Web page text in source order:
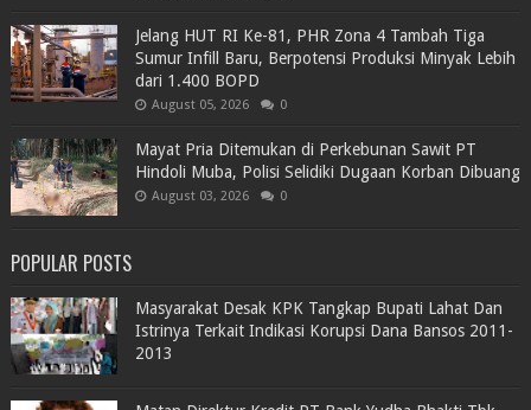
Jelang HUT RI Ke-81, PHR Zona 4 Tambah Tiga
Sumur Infill Baru, Berpotensi Produksi Minyak Lebih
dari 1.400 BOPD
August 05, 2026 0
Mayat Pria Ditemukan di Perkebunan Sawit PT
Hindoli Muba, Polisi Selidiki Dugaan Korban Dibuang
August 03, 2026 0
POPULAR POSTS
Masyarakat Desak KPK Tangkap Bupati Lahat Dan
Istrinya Terkait Indikasi Korupsi Dana Bansos 2011-
2013